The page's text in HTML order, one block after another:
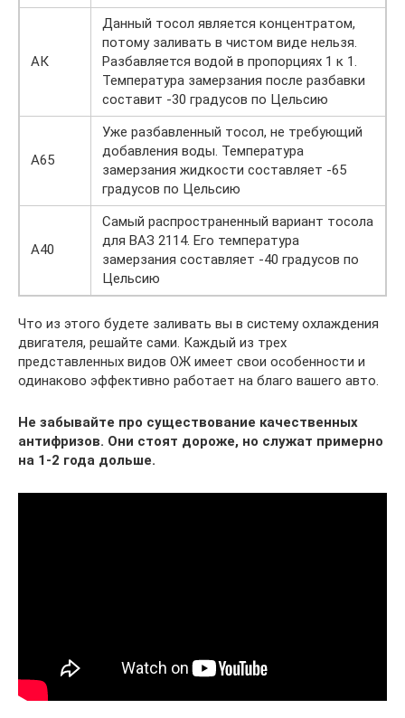
АК
Данный тосол является концентратом,
потому заливать в чистом виде нельзя.
Разбавляется водой в пропорциях 1 к 1.
Температура замерзания после разбавки
составит -30 градусов по Цельсию
А65
Уже разбавленный тосол, не требующий
добавления воды. Температура
замерзания жидкости составляет -65
градусов по Цельсию
А40
Самый распространенный вариант тосола
для ВАЗ 2114. Его температура
замерзания составляет -40 градусов по
Цельсию
Что из этого будете заливать вы в систему охлаждения
двигателя, решайте сами. Каждый из трех
представленных видов ОЖ имеет свои особенности и
одинаково эффективно работает на благо вашего авто.
Не забывайте про существование качественных
антифризов. Они стоят дороже, но служат примерно
на 1-2 года дольше.